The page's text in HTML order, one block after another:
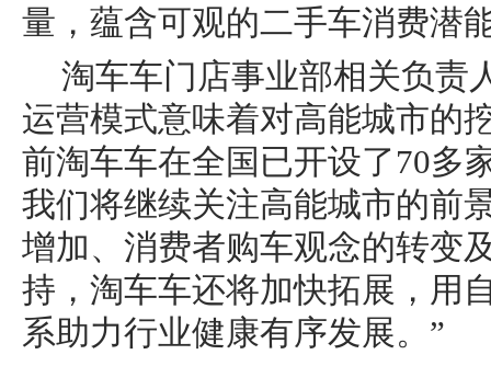
量，蕴含可观的二手车消费潜
淘车车门店事业部相关负责
运营模式意味着对高能城市的
前淘车车在全国已开设了70多
我们将继续关注高能城市的前
增加、消费者购车观念的转变
持，淘车车还将加快拓展，用
系助力行业健康有序发展。”